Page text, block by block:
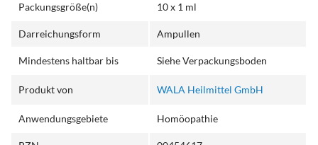
Packungsgröße(n) 10 x 1 ml
Darreichungsform Ampullen
Mindestens haltbar bis Siehe Verpackungsboden
Produkt von WALA Heilmittel GmbH
Anwendungsgebiete Homöopathie